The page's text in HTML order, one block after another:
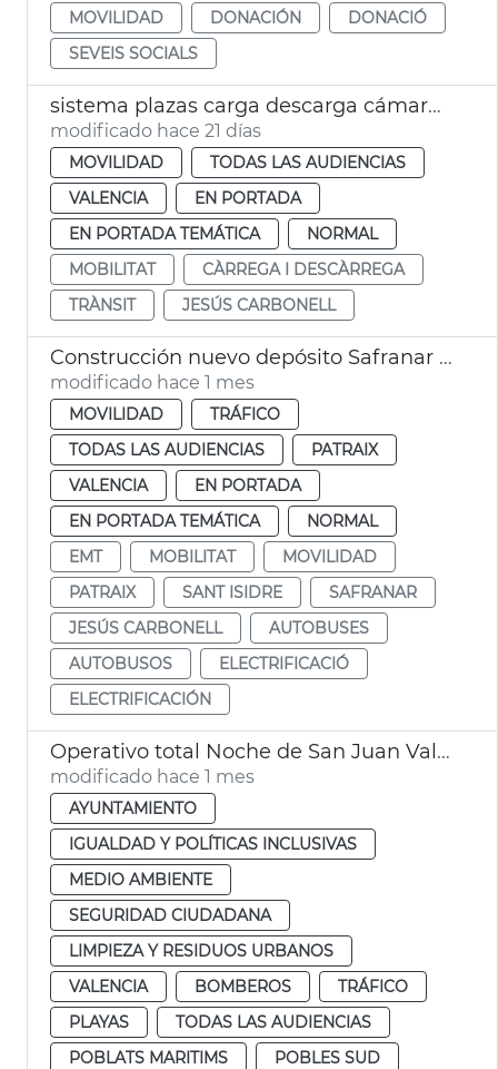
MOVILIDAD DONACIÓN
DONACIÓ
SEVEIS SOCIALS
sistema plazas carga descarga cámaras visión artificial València
modificado hace 21 días
MOVILIDAD
TODAS LAS AUDIENCIAS
VALENCIA
EN PORTADA
EN PORTADA TEMÁTICA
NORMAL
MOBILITAT
CÀRREGA I DESCÀRREGA
TRÀNSIT
JESÚS CARBONELL
Construcción nuevo depósito Safranar EMT València
modificado hace 1 mes
MOVILIDAD
TRÁFICO
TODAS LAS AUDIENCIAS
PATRAIX
VALENCIA
EN PORTADA
EN PORTADA TEMÁTICA
NORMAL
EMT
MOBILITAT
MOVILIDAD
PATRAIX
SANT ISIDRE
SAFRANAR
JESÚS CARBONELL
AUTOBUSES
AUTOBUSOS
ELECTRIFICACIÓ
ELECTRIFICACIÓN
Operativo total Noche de San Juan València. Movilidad, limpieza y seguridad
modificado hace 1 mes
AYUNTAMIENTO
IGUALDAD Y POLÍTICAS INCLUSIVAS
MEDIO AMBIENTE
SEGURIDAD CIUDADANA
LIMPIEZA Y RESIDUOS URBANOS
VALENCIA
BOMBEROS
TRÁFICO
PLAYAS
TODAS LAS AUDIENCIAS
POBLATS MARITIMS
POBLES SUD